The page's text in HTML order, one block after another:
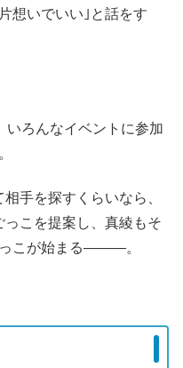
想いでいい｣と話をす
いろんなイベントに参加
手を探すくらいなら、
こを提案し、真綾もそ
こが始まる―――。